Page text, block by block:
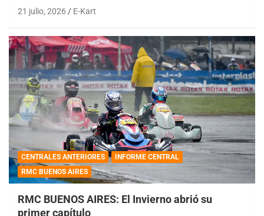
21 julio, 2026 E-Kart
CENTRALES ANTERIORES
INFORME CENTRAL
RMC BUENOS AIRES
RMC BUENOS AIRES: El Invierno abrió su
primer capítulo